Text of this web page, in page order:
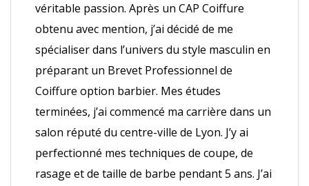
véritable passion. Après un CAP Coiffure
obtenu avec mention, j’ai décidé de me
spécialiser dans l’univers du style masculin en
préparant un Brevet Professionnel de
Coiffure option barbier. Mes études
terminées, j’ai commencé ma carrière dans un
salon réputé du centre-ville de Lyon. J’y ai
perfectionné mes techniques de coupe, de
rasage et de taille de barbe pendant 5 ans. J’ai